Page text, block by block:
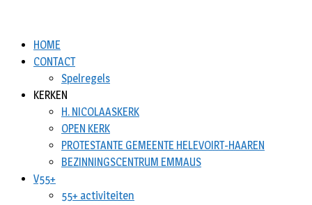
HOME
CONTACT
Spelregels
KERKEN
H. NICOLAASKERK
OPEN KERK
PROTESTANTE GEMEENTE HELEVOIRT-HAAREN
BEZINNINGSCENTRUM EMMAUS
V55+
55+ activiteiten